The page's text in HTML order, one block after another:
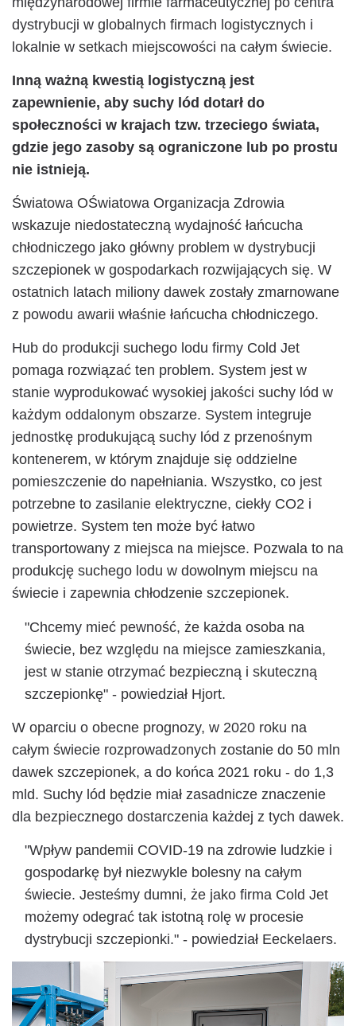
dystrybucji w globalnych firmach logistycznych i
lokalnie w setkach miejscowości na całym świecie.
Inną ważną kwestią logistyczną jest
zapewnienie, aby suchy lód dotarł do
społeczności w krajach tzw. trzeciego świata,
gdzie jego zasoby są ograniczone lub po prostu
nie istnieją.
Światowa OŚwiatowa Organizacja Zdrowia
wskazuje niedostateczną wydajność łańcucha
chłodniczego jako główny problem w dystrybucji
szczepionek w gospodarkach rozwijających się. W
ostatnich latach miliony dawek zostały zmarnowane
z powodu awarii właśnie łańcucha chłodniczego.
Hub do produkcji suchego lodu firmy Cold Jet
pomaga rozwiązać ten problem. System jest w
stanie wyprodukować wysokiej jakości suchy lód w
każdym oddalonym obszarze. System integruje
jednostkę produkującą suchy lód z przenośnym
kontenerem, w którym znajduje się oddzielne
pomieszczenie do napełniania. Wszystko, co jest
potrzebne to zasilanie elektryczne, ciekły CO2 i
powietrze. System ten może być łatwo
transportowany z miejsca na miejsce. Pozwala to na
produkcję suchego lodu w dowolnym miejscu na
świecie i zapewnia chłodzenie szczepionek.
"Chcemy mieć pewność, że każda osoba na
świecie, bez względu na miejsce zamieszkania,
jest w stanie otrzymać bezpieczną i skuteczną
szczepionkę" - powiedział Hjort.
W oparciu o obecne prognozy, w 2020 roku na
całym świecie rozprowadzonych zostanie do 50 mln
dawek szczepionek, a do końca 2021 roku - do 1,3
mld. Suchy lód będzie miał zasadnicze znaczenie
dla bezpiecznego dostarczenia każdej z tych dawek.
"Wpływ pandemii COVID-19 na zdrowie ludzkie i
gospodarkę był niezwykle bolesny na całym
świecie. Jesteśmy dumni, że jako firma Cold Jet
możemy odegrać tak istotną rolę w procesie
dystrybucji szczepionki." - powiedział Eeckelaers.